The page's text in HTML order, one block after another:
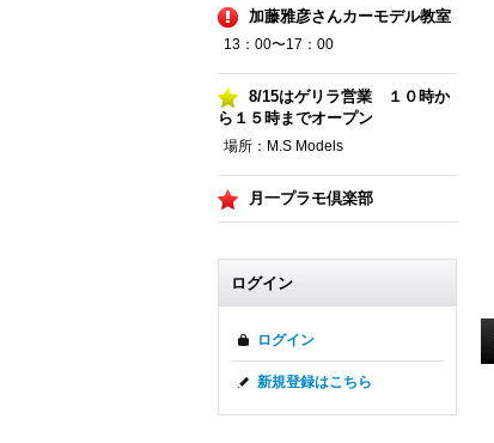
加藤雅彦さんカーモデル教室
13：00〜17：00
8/15はゲリラ営業 １０時か
ら１５時までオープン
場所：M.S Models
月一プラモ倶楽部
ログイン
ログイン
新規登録はこちら